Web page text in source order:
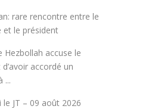
rare rencontre entre le
et le président
Hezbollah accuse le
accordé un
...
JT – 09 août 2026